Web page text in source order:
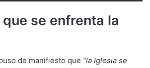
se enfrenta la
de manifiesto que “la Iglesia se